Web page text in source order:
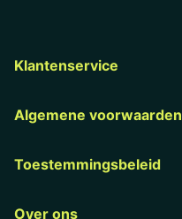
Klantenservice
Algemene voorwaarden
Toestemmingsbeleid
Over ons